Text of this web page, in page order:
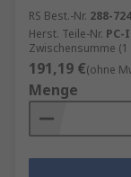
RS Best.-Nr. 288-724
Herst. Teile-Nr.
Zwischensumme (1
191,19 €(ohne
Menge